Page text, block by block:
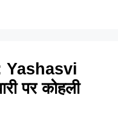
Yashasvi
पर कोहली